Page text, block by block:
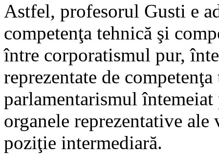
Astfel, profesorul Gusti e
competenţa tehnică şi
între corporatismul pur,
reprezentate de
parlamentarismul întemeiat
organele reprezentative
poziţie intermediară.